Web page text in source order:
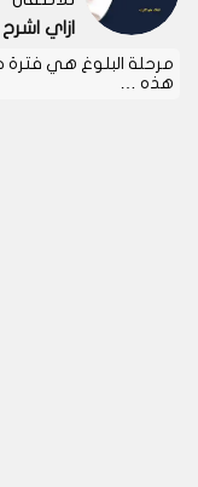
ازاي
مرحلة البلوغ هي
هذه …